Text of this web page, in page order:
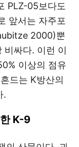
PLZ-05보다도
앞서는 자주포
2000)뿐
비싸다. 이런 이
이상의 점유
드는 K방산의
.
K-9